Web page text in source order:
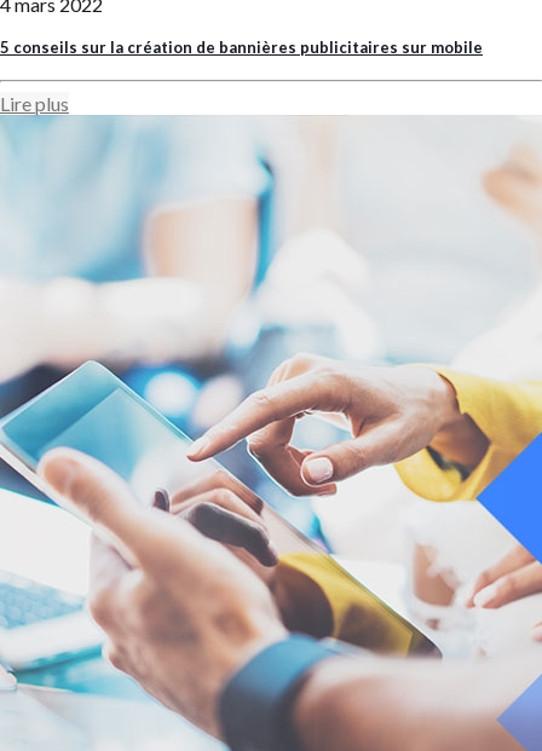
5 conseils sur la création de bannières publicitaires sur mobile
Lire plus